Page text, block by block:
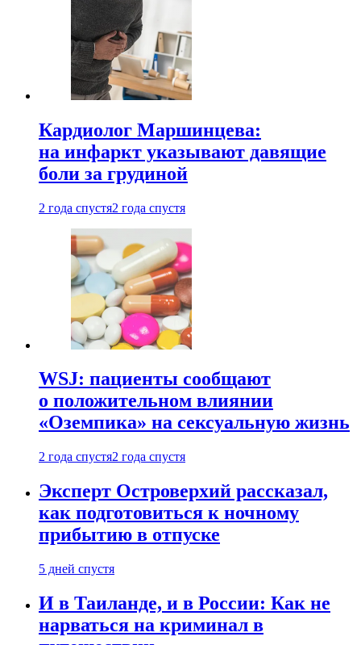
Кардиолог Маршинцева:
на инфаркт указывают давящие
боли за грудиной
2 года спустя2 года спустя
WSJ: пациенты сообщают
о положительном влиянии
«Оземпика» на сексуальную жизнь
2 года спустя2 года спустя
Эксперт Островерхий рассказал,
как подготовиться к ночному
прибытию в отпуске
5 дней спустя
И в Таиланде, и в России: Как не
нарваться на криминал в